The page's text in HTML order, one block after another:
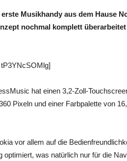
Musikhandy aus dem Hause
nochmal komplett
hat einen 3,2-Zoll-
Pixeln und einer Farbpalette von
vor allem auf die
was natürlich nur für die